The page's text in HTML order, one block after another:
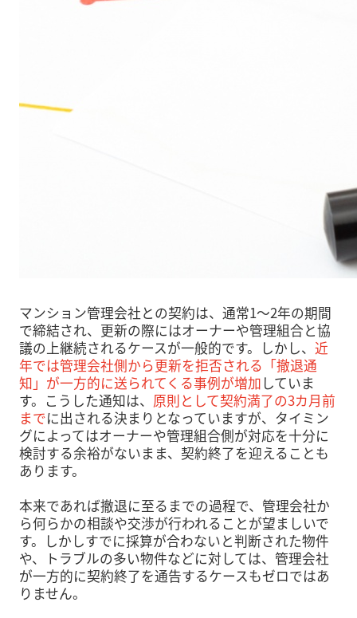
マンション管理会社との契約は、通常1〜2年の期間
で締結され、更新の際にはオーナーや管理組合と協
議の上継続されるケースが一般的です。しかし、 近
年では管理会社側から更新を拒否される「撤退通
知」が一方的に送られてくる事例が増加 していま
す。こうした通知は、 原則として契約満了の3カ月前
までに出される決まりとなっていますが、タイミン
グによってはオーナーや管理組合側が対応を十分に
検討する余裕がないまま、契約終了を迎えることも
あります。
本来であれば撤退に至るまでの過程で、管理会社か
ら何らかの相談や交渉が行われることが望ましいで
す。しかしすでに採算が合わないと判断された物件
や、トラブルの多い物件などに対しては、管理会社
が一方的に契約終了を通告するケースもゼロではあ
りません。